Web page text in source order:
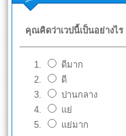
คุณคิดว่าเวปนี้เป็นอย่างไร
ดีมาก
ดี
ปานกลาง
แย่
แย่มาก